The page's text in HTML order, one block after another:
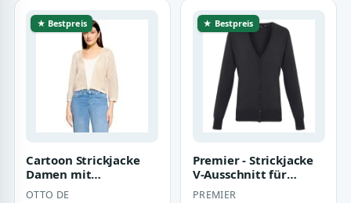
★ Bestpreis
Cartoon Strickjacke
Damen mit
Glanzeffekt (1-tlg)
OTTO DE
★ Bestpreis
Premier - Strickjacke
V-Ausschnitt für
Damen (Holzkohle)
PREMIER